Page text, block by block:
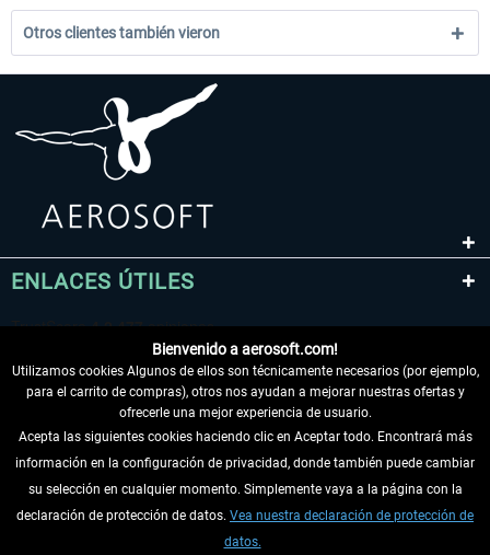
Otros clientes también vieron
ENLACES ÚTILES
DESISTIR DEL CONTRATO
INFORMACIÓN
Bienvenido a aerosoft.com!
Utilizamos cookies Algunos de ellos son técnicamente necesarios (por ejemplo,
para el carrito de compras), otros nos ayudan a mejorar nuestras ofertas y
ofrecerle una mejor experiencia de usuario.
Acepta las siguientes cookies haciendo clic en Aceptar todo. Encontrará más
información en la configuración de privacidad, donde también puede cambiar
su selección en cualquier momento. Simplemente vaya a la página con la
declaración de protección de datos. Vea nuestra declaración de protección de
datos.